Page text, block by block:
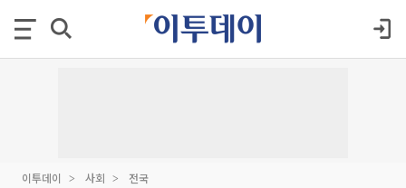
이투데이 사회 전국